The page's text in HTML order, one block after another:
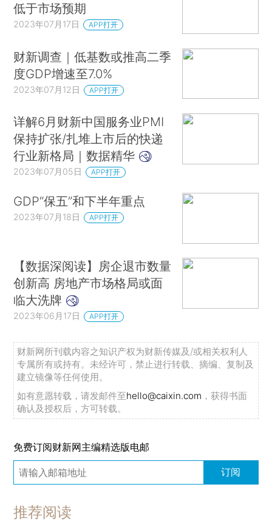
低于市场预期
2023年07月17日 APP打开
财新调查｜低基数或推高二季
度GDP增速至7.0%
2023年07月12日 APP打开
详解6月财新中国服务业PMI
保持扩张/扎堆上市后的快递
行业新格局｜数据精华
2023年07月05日 APP打开
GDP“保五”和下半年重点
2023年07月18日 APP打开
【数据深阅读】房企退市数量
创新高 房地产市场格局或面
临大洗牌
2023年06月17日 APP打开
财新网所刊载内容之知识产权为财新传媒及/或相关权利人
专属所有或持有。未经许可，禁止进行转载、摘编、复制及
建立镜像等任何使用。
如有意愿转载，请发邮件至hello@caixin.com ，获得书面
确认及授权后，方可转载。
免费订阅财新网主编精选版电邮
订阅
推荐阅读